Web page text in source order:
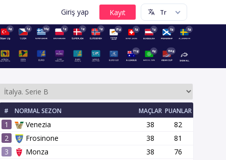
Giriş yap
8g 1g 16g 1g 1g 1g 23g 2g 1g 2g 2g
71g 6g 154g
# NORMAL SEZON MAÇLAR PUANLAR
1 Venezia 38
82
2
Frosinone 38
81
3
Monza 38
76